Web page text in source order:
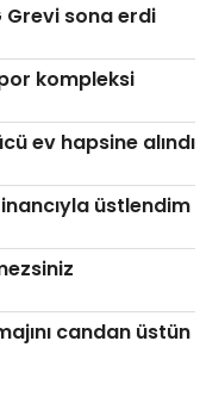
Grevi sona erdi
kompleksi
ev hapsine alındı
üstlendim
candan üstün